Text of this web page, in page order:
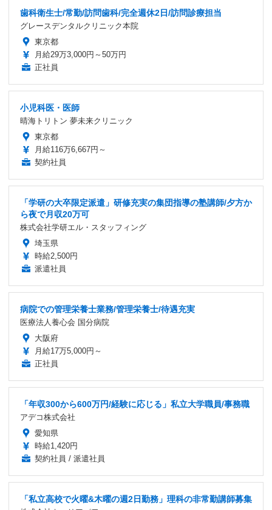
歯科衛生士/常勤/訪問歯科/完全週休2日/訪問診療担当
グレースデンタルクリニック本院
東京都
月給29万3,000円～50万円
正社員
小児科医・医師
晴海トリトン 夢未来クリニック
東京都
月給116万6,667円～
契約社員
「学研の大卒限定派遣」研修充実の集団指導の塾講師/夕方か
ら夜で月収20万可
株式会社学研エル・スタッフィング
埼玉県
時給2,500円
派遣社員
病院での管理栄養士業務/管理栄養士/待遇充実
医療法人養心会 国分病院
大阪府
月給17万5,000円～
正社員
「年収300から600万円/経験に応じる」私立大学職員/事務職
アデコ株式会社
愛知県
時給1,420円
契約社員 / 派遣社員
「私立高校で火曜&木曜の週2日勤務」理科の非常勤講師募集